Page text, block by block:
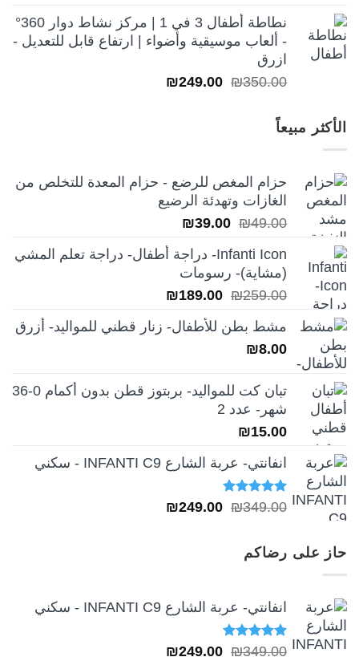
نطاطة أطفال 3 في 1 | مركز نشاط دوار 360°
- ألعاب موسيقية وأضواء | ارتفاع قابل للتعديل -
ازرق
₪350.00
السعر ₪249.00
الأكثر مبيعاً
حزام المغص للرضع - حزام المعدة للتخلص من
الغازات وتهدئة الرضيع
₪49.00
السعر
هو:
₪49.00.
₪39.00
هو:
₪39.00.
Infanti Icon- دراجة أطفال- دراجة تعلم المشي
(مشاية)- رسومات
₪259.00
السعر
هو:
₪189.00
هو:
مشط بطن للأطفال- زنار قطني للمواليد- أزرق
₪8.00
تبان كت للمواليد- بربتوز قطن بدون أكمام 0-36
شهر- عدد 2
₪15.00
انفانتي- عربة الشارع INFANTI C9 - سكني
تم التقييم
₪349.00
السعر ₪249.00
حاز على رضاكم
انفانتي- عربة الشارع INFANTI C9 - سكني
تم التقييم
₪349.00 السعر ₪249.00